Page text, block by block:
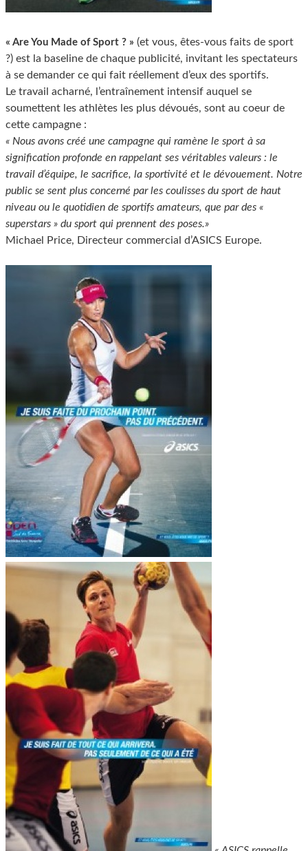
« Are You Made of Sport ? » (et vous, êtes-vous faits de sport
?) est la baseline de chaque publicité, invitant les spectateurs
à se demander ce qui fait réellement d’eux des sportifs.
Le travail acharné, l’entraînement intensif auquel se
soumettent les athlètes les plus dévoués, sont au coeur de
cette campagne :
« Nous avons créé une campagne qui ramène le sport à sa
signification profonde en rappelant ses véritables valeurs : le
travail d’équipe, le sacrifice, la sportivité et le dévouement. Notre
public se sent plus concerné par les coulisses du sport de haut
niveau ou le quotidien de sportifs amateurs, que par des «
superstars » du sport qui prennent des poses.»
Michael Price, Directeur commercial d’ASICS Europe.